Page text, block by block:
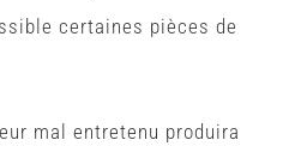
certaines pièces de
mal entretenu produira